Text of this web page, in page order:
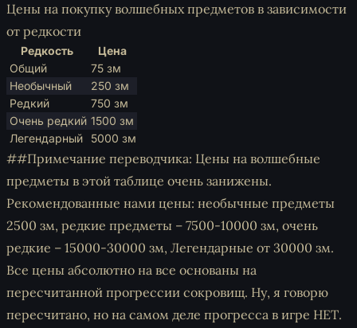
Цены на покупку волшебных предметов в зависимости
от редкости
Редкость
Цена
Общий
75 зм
Необычный
250 зм
Редкий
750 зм
Очень редкий 1500 зм
Легендарный
5000 зм
##Примечание переводчика: Цены на волшебные
предметы в этой таблице очень занижены.
Рекомендованные нами цены: необычные предметы
2500 зм, редкие предметы – 7500-10000 зм, очень
редкие – 15000-30000 зм, Легендарные от 30000 зм.
Все цены абсолютно на все основаны на
пересчитанной прогрессии сокровищ. Ну, я говорю
пересчитано, но на самом деле прогресса в игре НЕТ.